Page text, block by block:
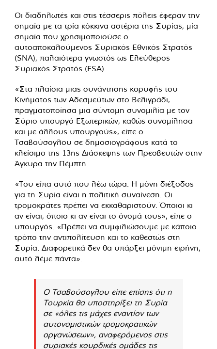
Οι διαδηλωτές και στις τέσσερις πόλεις έφεραν την
σημαία με τα τρία κόκκινα αστέρια της Συρίας, μία
σημαία που χρησιμοποιούσε ο
αυτοαποκαλούμενος Συριακός Εθνικός Στρατός
(SNA), παλαιότερα γνωστός ως Ελεύθερος
Συριακός Στρατός (FSA).
«Στα πλαίσια μιας συνάντησης κορυφής του
Κινήματος των Αδεσμεύτων στο Βελιγράδι,
πραγματοποίησα μια σύντομη συνομιλία με τον
Σύριο υπουργό Εξωτερικών, καθώς συνομίλησα
και με άλλους υπουργούς», είπε ο
Τσαβούσογλου σε δημοσιογράφους κατά το
κλείσιμο της 13ης Διάσκεψης των Πρεσβευτών στην
Άγκυρα την Πέμπτη.
«Του είπα αυτό που λέω τώρα. Η μόνη διέξοδος
για τη Συρία είναι η πολιτική συναίνεση. Οι
τρομοκράτες πρέπει να εκκαθαριστούν. Όποιοι κι
αν είναι, όποιο κι αν είναι το όνομά τους», είπε ο
υπουργός. «Πρέπει να συμφιλιώσουμε με κάποιο
τρόπο την αντιπολίτευση και το καθεστώς στη
Συρία. Διαφορετικά δεν θα υπάρξει μόνιμη ειρήνη,
αυτό λέμε πάντα».
Ο Τσαβούσογλου είπε επίσης ότι η
Τουρκία θα υποστηρίξει τη Συρία
σε «όλες τις μάχες εναντίον των
αυτονομιστικών τρομοκρατικών
οργανώσεων», αναφερόμενος στις
συριακές κουρδικές ομάδες τις